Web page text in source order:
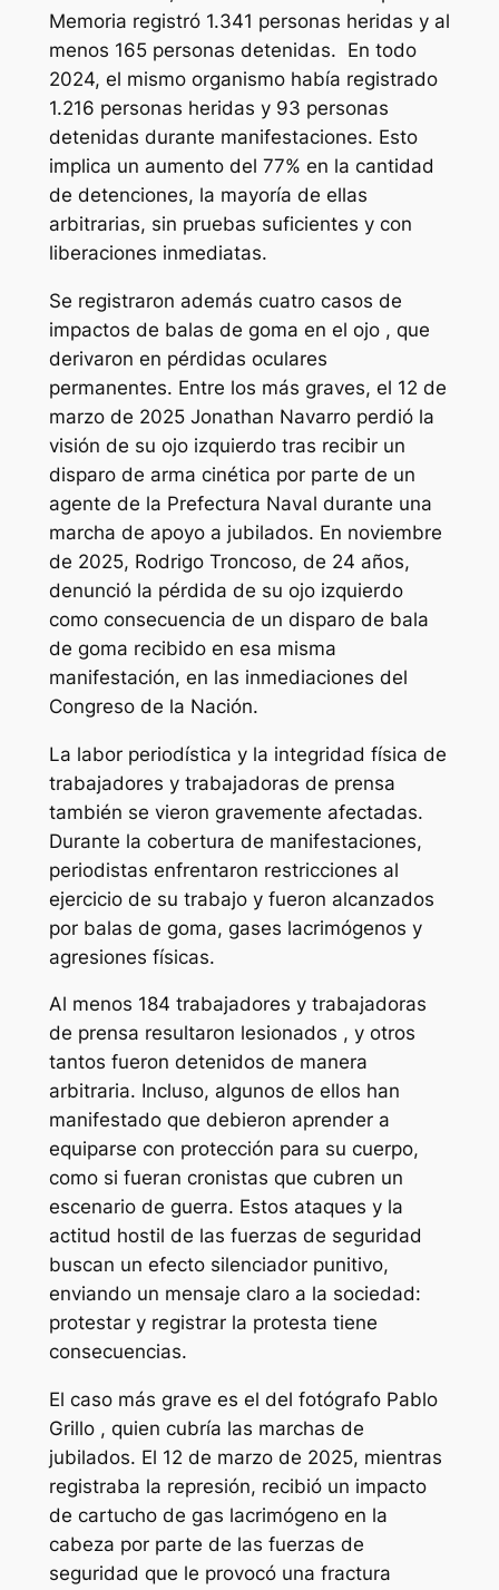
Memoria registró 1.341 personas heridas y al
menos 165 personas detenidas. En todo
2024, el mismo organismo había registrado
1.216 personas heridas y 93 personas
detenidas durante manifestaciones. Esto
implica un aumento del 77% en la cantidad
de detenciones, la mayoría de ellas
arbitrarias, sin pruebas suficientes y con
liberaciones inmediatas.
Se registraron además cuatro casos de
impactos de balas de goma en el ojo , que
derivaron en pérdidas oculares
permanentes. Entre los más graves, el 12 de
marzo de 2025 Jonathan Navarro perdió la
visión de su ojo izquierdo tras recibir un
disparo de arma cinética por parte de un
agente de la Prefectura Naval durante una
marcha de apoyo a jubilados. En noviembre
de 2025, Rodrigo Troncoso, de 24 años,
denunció la pérdida de su ojo izquierdo
como consecuencia de un disparo de bala
de goma recibido en esa misma
manifestación, en las inmediaciones del
Congreso de la Nación.
La labor periodística y la integridad física de
trabajadores y trabajadoras de prensa
también se vieron gravemente afectadas.
Durante la cobertura de manifestaciones,
periodistas enfrentaron restricciones al
ejercicio de su trabajo y fueron alcanzados
por balas de goma, gases lacrimógenos y
agresiones físicas.
Al menos 184 trabajadores y trabajadoras
de prensa resultaron lesionados , y otros
tantos fueron detenidos de manera
arbitraria. Incluso, algunos de ellos han
manifestado que debieron aprender a
equiparse con protección para su cuerpo,
como si fueran cronistas que cubren un
escenario de guerra. Estos ataques y la
actitud hostil de las fuerzas de seguridad
buscan un efecto silenciador punitivo,
enviando un mensaje claro a la sociedad:
protestar y registrar la protesta tiene
consecuencias.
El caso más grave es el del fotógrafo Pablo
Grillo , quien cubría las marchas de
jubilados. El 12 de marzo de 2025, mientras
registraba la represión, recibió un impacto
de cartucho de gas lacrimógeno en la
cabeza por parte de las fuerzas de
seguridad que le provocó una fractura